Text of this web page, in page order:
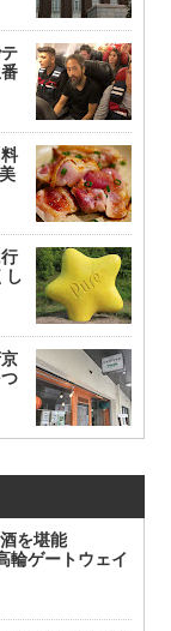
し
を堪能
輪ゲートウェイ